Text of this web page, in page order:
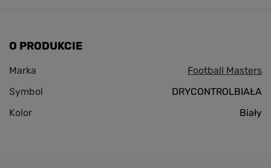
O PRODUKCIE
Marka
Football Masters
Symbol
DRYCONTROLBIAŁA
Kolor
Biały